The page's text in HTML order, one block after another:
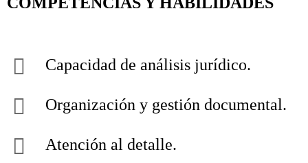
Capacidad de análisis jurídico.
Organización y gestión documental.
Atención al detalle.